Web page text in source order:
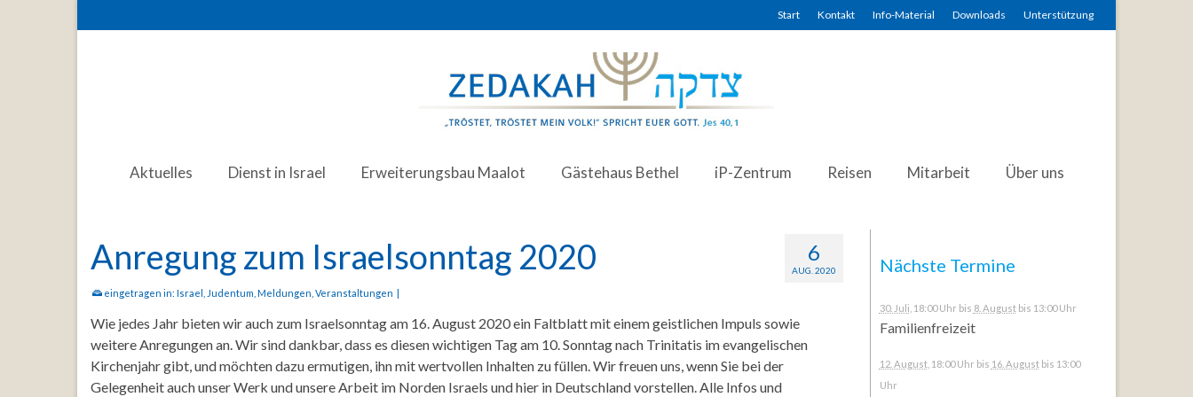
Start Kontakt Info-Material Downloads Unterstützung
Aktuelles Dienst in Israel Erweiterungsbau Maalot Gästehaus Bethel iP-Zentrum Reisen Mitarbeit Über uns
6
AUG. 2020
Anregung zum Israelsonntag 2020
eingetragen in: Israel Judentum Meldungen Veranstaltungen |
Wie jedes Jahr bieten wir auch zum Israelsonntag am 16. August 2020 ein Faltblatt mit einem geistlichen Impuls sowie
weitere Anregungen an. Wir sind dankbar, dass es diesen wichtigen Tag am 10. Sonntag nach Trinitatis im evangelischen
Kirchenjahr gibt, und möchten dazu ermutigen, ihn mit wertvollen Inhalten zu füllen. Wir freuen uns, wenn Sie bei der
Gelegenheit auch unser Werk und unsere Arbeit im Norden Israels und hier in Deutschland vorstellen. Alle Infos und
Nächste Termine
30. Juli , 18:00 Uhr bis 8. Augustbis 13:00 Uhr
Familienfreizeit
12. August, 18:00 Uhr bis 16. Augustbis 13:00
Uhr